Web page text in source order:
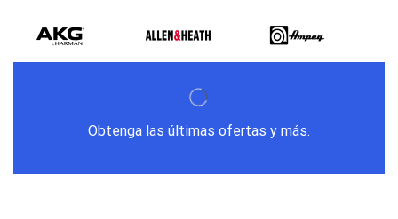
Obtenga las últimas ofertas y más.